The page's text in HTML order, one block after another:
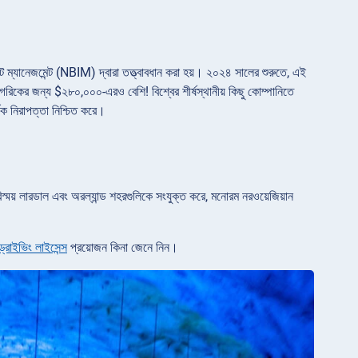
ম্যানেজমেন্ট (NBIM) দ্বারা তত্ত্বাবধান করা হয়। ২০২৪ সালের শুরুতে, এই
জন্য $২৮০,০০০-এরও বেশি! বিশ্বের শীর্ষস্থানীয় কিছু কোম্পানিতে
নিশ্চিত করে।
লারডাল এবং অরল্যান্ড শহরগুলিকে সংযুক্ত করে, মনোরম নরওয়েজিয়ান
লাইসেন্সপ্রয়োজন কিনা জেনে নিন।